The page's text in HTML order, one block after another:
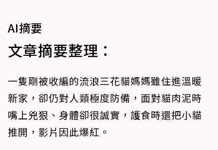
AI摘要
文章摘要整理：
一隻剛被收編的流浪三花貓媽媽雖住進溫暖
新家，卻仍對人類極度防備，面對貓肉泥時
嘴上兇狠、身體卻很誠實，護食時還把小貓
推開，影片因此爆紅。